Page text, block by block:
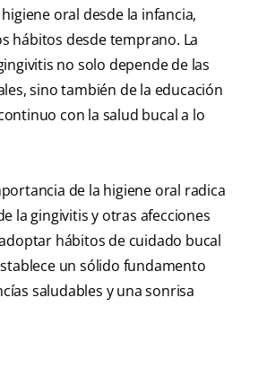
oral desde la infancia,
hábitos desde temprano. La
no solo depende de las
sino también de la educación
con la salud bucal a lo
de la higiene oral radica
la gingivitis y otras afecciones
hábitos de cuidado bucal
un sólido fundamento
saludables y una sonrisa